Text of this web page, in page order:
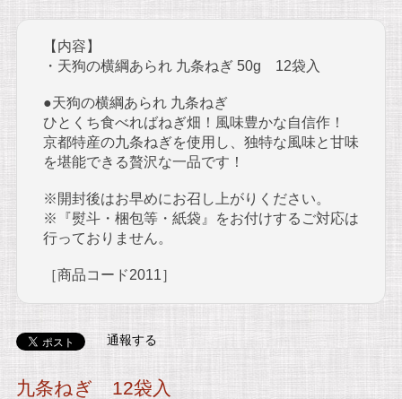
九条ねぎ 12袋入
【内容】
・天狗の横綱あられ 九条ねぎ 50g 12袋入
●天狗の横綱あられ 九条ねぎ
ひとくち食べればねぎ畑！風味豊かな自信作！
京都特産の九条ねぎを使用し、独特な風味と甘味
を堪能できる贅沢な一品です！
※開封後はお早めにお召し上がりください。
※『熨斗・梱包等・紙袋』をお付けするご対応は
行っておりません。
［商品コード2011］
通報する